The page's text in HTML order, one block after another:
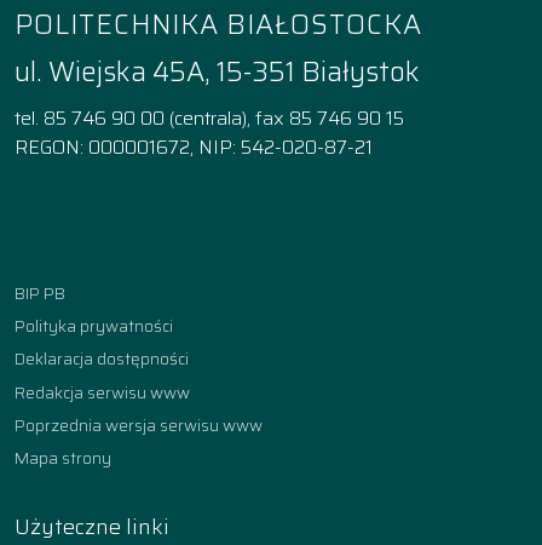
POLITECHNIKA BIAŁOSTOCKA
ul. Wiejska 45A, 15-351 Białystok
tel. 85 746 90 00 (centrala), fax 85 746 90 15
REGON: 000001672, NIP: 542-020-87-21
BIP PB
Polityka prywatności
Deklaracja dostępności
Redakcja serwisu www
Poprzednia wersja serwisu www
Mapa strony
Użyteczne linki